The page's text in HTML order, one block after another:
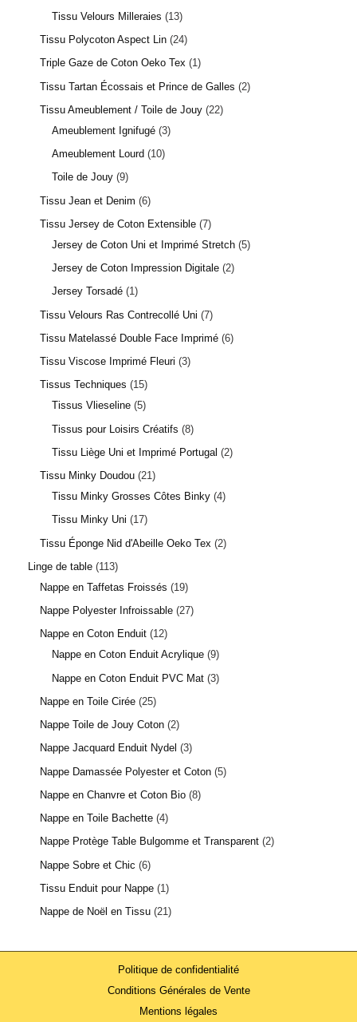
Tissu Velours Milleraies
13
Tissu Polycoton Aspect Lin 24
Triple Gaze de Coton Oeko Tex
1
Tissu Tartan Écossais et Prince de Galles
2
Tissu Ameublement / Toile de Jouy 22
Ameublement Ignifugé 3
Ameublement Lourd
10
Toile de Jouy 9
Tissu Jean et Denim 6
Tissu Jersey de Coton Extensible 7
Jersey de Coton Uni et Imprimé Stretch 5
Jersey de Coton Impression Digitale 2
Jersey Torsadé 1
Tissu Velours Ras Contrecollé Uni 7
Tissu Matelassé Double Face Imprimé 6
Tissu Viscose Imprimé Fleuri 3
Tissus Techniques
15
Tissus Vlieseline 5
Tissus pour Loisirs Créatifs 8
Tissu Liège Uni et Imprimé Portugal
2
Tissu Minky Doudou 21
Tissu Minky Grosses Côtes Binky 4
Tissu Minky Uni
17
Tissu Éponge Nid d'Abeille Oeko Tex
2
Linge de table 113
Nappe en Taffetas Froissés
19
Nappe Polyester Infroissable 27
Nappe en Coton Enduit 12
Nappe en Coton Enduit Acrylique 9
Nappe en Coton Enduit PVC Mat 3
Nappe en Toile Cirée 25
Nappe Toile de Jouy Coton 2
Nappe Jacquard Enduit Nydel
3
Nappe Damassée Polyester et Coton 5
Nappe en Chanvre et Coton Bio 8
Nappe en Toile Bachette 4
Nappe Protège Table Bulgomme et Transparent 2
Nappe Sobre et Chic 6
Tissu Enduit pour Nappe 1
Nappe de Noël en Tissu 21
Politique de confidentialité
Conditions Générales de Vente
Mentions légales